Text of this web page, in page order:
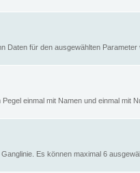
Daten für den ausgewählten Parameter
einmal mit Namen und einmal mit
Es können maximal 6